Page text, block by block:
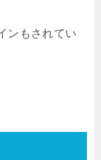
ンもされてい